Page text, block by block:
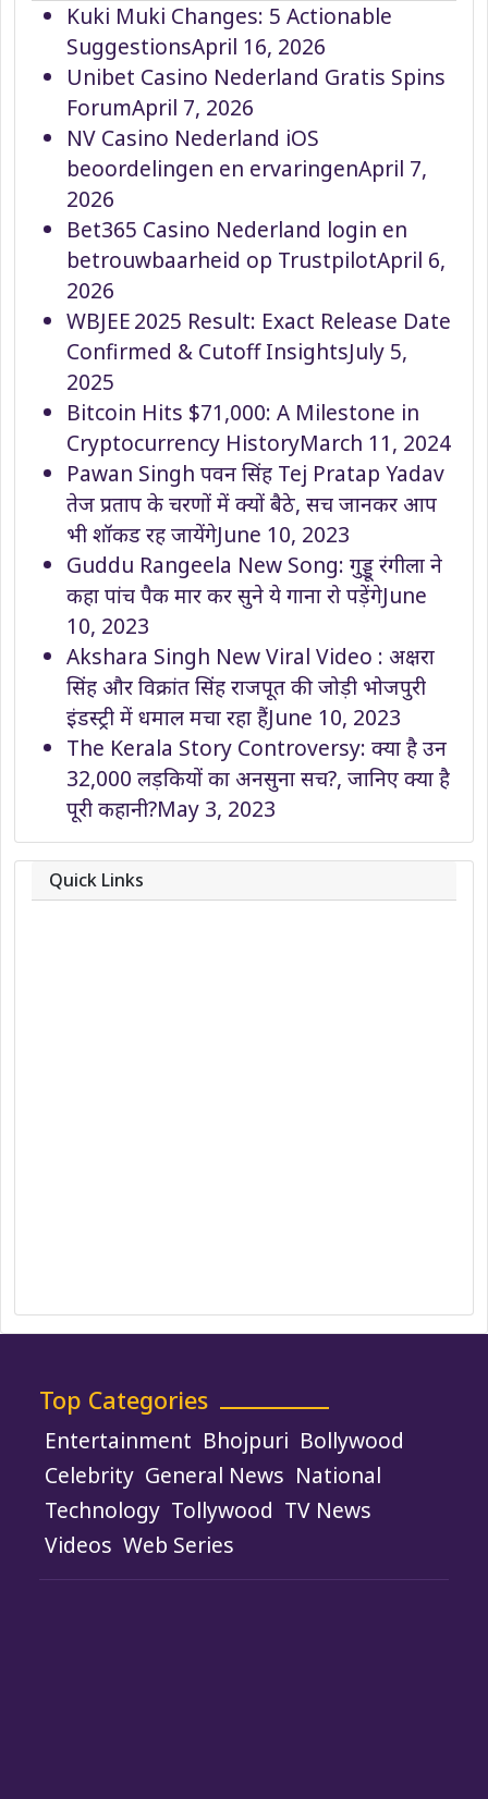
Kuki Muki Changes: 5 Actionable
SuggestionsApril 16, 2026
Unibet Casino Nederland Gratis Spins
ForumApril 7, 2026
NV Casino Nederland iOS
beoordelingen en ervaringenApril 7,
2026
Bet365 Casino Nederland login en
betrouwbaarheid op TrustpilotApril 6,
2026
WBJEE 2025 Result: Exact Release Date
Confirmed & Cutoff InsightsJuly 5,
2025
Bitcoin Hits $71,000: A Milestone in
Cryptocurrency HistoryMarch 11, 2024
Pawan Singh पवन सिंह Tej Pratap Yadav
तेज प्रताप के चरणों में क्यों बैठे, सच जानकर आप
भी शॉकड रह जायेंगेJune 10, 2023
Guddu Rangeela New Song: गुड्डू रंगीला ने
कहा पांच पैक मार कर सुने ये गाना रो पड़ेंगेJune
10, 2023
Akshara Singh New Viral Video : अक्षरा
सिंह और विक्रांत सिंह राजपूत की जोड़ी भोजपुरी
इंडस्ट्री में धमाल मचा रहा हैंJune 10, 2023
The Kerala Story Controversy: क्या है उन
32,000 लड़कियों का अनसुना सच?, जानिए क्या है
पूरी कहानी?May 3, 2023
Quick Links
Top Categories
Entertainment Bhojpuri Bollywood
Celebrity General News National
Technology Tollywood TV News
Videos Web Series